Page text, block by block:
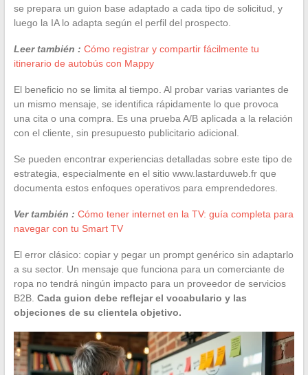
se prepara un guion base adaptado a cada tipo de solicitud, y
luego la IA lo adapta según el perfil del prospecto.
Leer también : Cómo registrar y compartir fácilmente tu
itinerario de autobús con Mappy
El beneficio no se limita al tiempo. Al probar varias variantes de
un mismo mensaje, se identifica rápidamente lo que provoca
una cita o una compra. Es una prueba A/B aplicada a la relación
con el cliente, sin presupuesto publicitario adicional.
Se pueden encontrar experiencias detalladas sobre este tipo de
estrategia, especialmente en el sitio www.lastarduweb.fr que
documenta estos enfoques operativos para emprendedores.
Ver también : Cómo tener internet en la TV: guía completa para
navegar con tu Smart TV
El error clásico: copiar y pegar un prompt genérico sin adaptarlo
a su sector. Un mensaje que funciona para un comerciante de
ropa no tendrá ningún impacto para un proveedor de servicios
B2B. Cada guion debe reflejar el vocabulario y las
objeciones de su clientela objetivo.